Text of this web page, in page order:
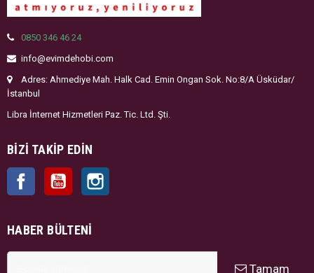
0850 346 46 24
info@evimdehobi.com
Adres: Ahmediye Mah. Halk Cad. Emin Ongan Sok. No:8/A Üsküdar/
İstanbul
Libra İnternet Hizmetleri Paz. Tic. Ltd. Şti.
BIZI TAKIP EDIN
Facebook YouTube
HABER BÜLTENI
Tamam